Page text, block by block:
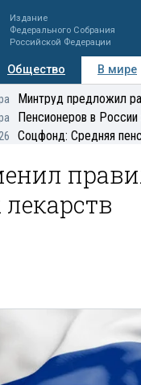
Издание
Федерального Собрания
Российской Федерации
Общество В мире
Регионы
Минтруд предложил
Пенсионеров в
Соцфонд: Средняя